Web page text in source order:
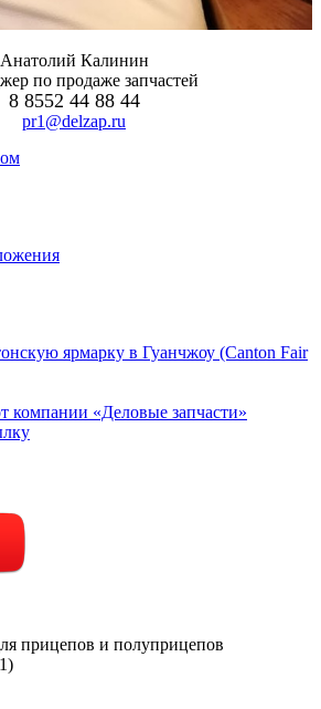
Анатолий Калинин
по продаже запчастей
8 8552 44 88 44
pr1@delzap.ru
ярмарку в Гуанчжоу (Canton Fair
компании «Деловые запчасти»
прицепов и полуприцепов